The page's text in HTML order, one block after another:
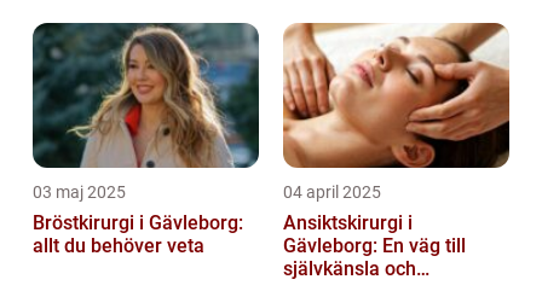
03 maj 2025
Bröstkirurgi i Gävleborg:
allt du behöver veta
04 april 2025
Ansiktskirurgi i
Gävleborg: En väg till
självkänsla och